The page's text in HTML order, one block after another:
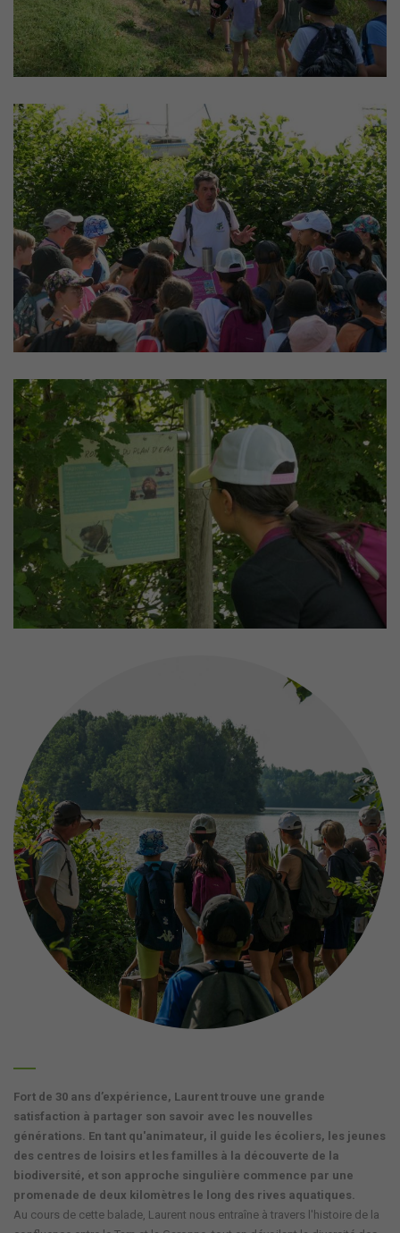
Fort de 30 ans d’expérience, Laurent trouve une grande
satisfaction à partager son savoir avec les nouvelles
générations. En tant qu'animateur, il guide les écoliers, les jeunes
des centres de loisirs et les familles à la découverte de la
biodiversité, et son approche singulière commence par une
promenade de deux kilomètres le long des rives aquatiques.
Au cours de cette balade, Laurent nous entraîne à travers l'histoire de la